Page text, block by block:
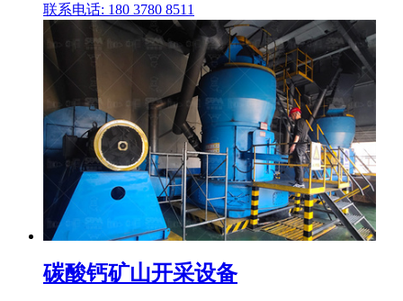
联系电话: 180 3780 8511
碳酸钙矿山开采设备